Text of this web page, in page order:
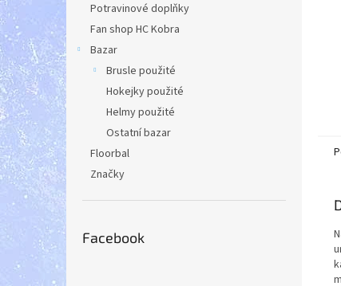
Potravinové doplňky
Fan shop HC Kobra
Bazar
Brusle použité
Hokejky použité
Helmy použité
Ostatní bazar
Floorbal
Značky
Facebook